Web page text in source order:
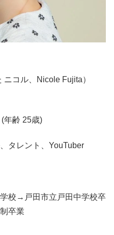
ニコル、Nicole Fujita）
年齢 25歳)
タレント、YouTuber
校→戸田市立戸田中学校卒
卒業